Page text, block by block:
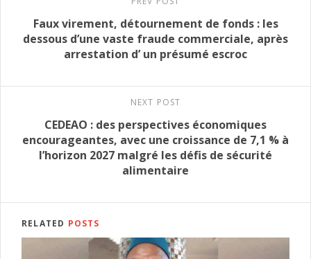
Faux virement, détournement de fonds : les
dessous d’une vaste fraude commerciale, après
arrestation d’ un présumé escroc
NEXT POST
CEDEAO : des perspectives économiques
encourageantes, avec une croissance de 7,1 % à
l’horizon 2027 malgré les défis de sécurité
alimentaire
RELATED POSTS